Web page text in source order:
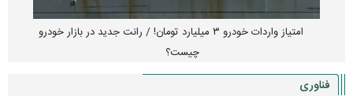
امتیاز واردات خودرو ۳ میلیارد تومان! / رانت جدید در بازار خودرو
چیست؟
فناوری